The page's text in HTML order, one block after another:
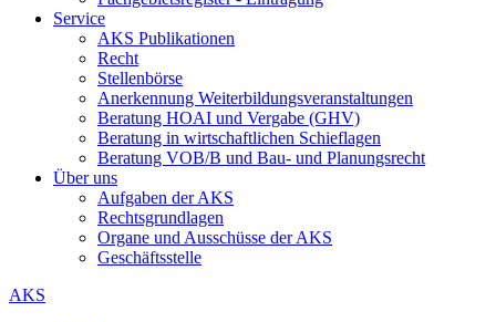
Service
AKS Publikationen
Recht
Stellenbörse
Anerkennung Weiterbildungsveranstaltungen
Beratung HOAI und Vergabe (GHV)
Beratung in wirtschaftlichen Schieflagen
Beratung VOB/B und Bau- und Planungsrecht
Über uns
Aufgaben der AKS
Rechtsgrundlagen
Organe und Ausschüsse der AKS
Geschäftsstelle
AKS